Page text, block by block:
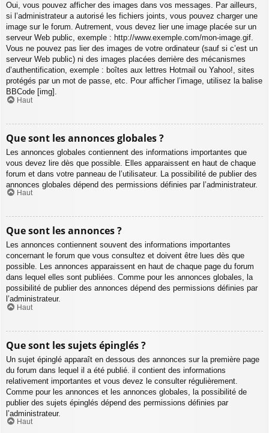
Oui, vous pouvez afficher des images dans vos messages. Par ailleurs,
si l’administrateur a autorisé les fichiers joints, vous pouvez charger une
image sur le forum. Autrement, vous devez lier une image placée sur un
serveur Web public, exemple : http://www.exemple.com/mon-image.gif.
Vous ne pouvez pas lier des images de votre ordinateur (sauf si c’est un
serveur Web public) ni des images placées derrière des mécanismes
d’authentification, exemple : boîtes aux lettres Hotmail ou Yahoo!, sites
protégés par un mot de passe, etc. Pour afficher l’image, utilisez la balise
BBCode [img].
Haut
Que sont les annonces globales ?
Les annonces globales contiennent des informations importantes que
vous devez lire dès que possible. Elles apparaissent en haut de chaque
forum et dans votre panneau de l’utilisateur. La possibilité de publier des
annonces globales dépend des permissions définies par l’administrateur.
Haut
Que sont les annonces ?
Les annonces contiennent souvent des informations importantes
concernant le forum que vous consultez et doivent être lues dès que
possible. Les annonces apparaissent en haut de chaque page du forum
dans lequel elles sont publiées. Comme pour les annonces globales, la
possibilité de publier des annonces dépend des permissions définies par
l’administrateur.
Haut
Que sont les sujets épinglés ?
Un sujet épinglé apparaît en dessous des annonces sur la première page
du forum dans lequel il a été publié. il contient des informations
relativement importantes et vous devez le consulter régulièrement.
Comme pour les annonces et les annonces globales, la possibilité de
publier des sujets épinglés dépend des permissions définies par
l’administrateur.
Haut